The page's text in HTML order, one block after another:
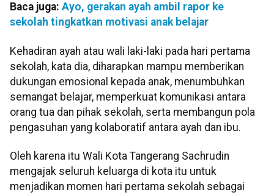
Baca juga: Ayo, gerakan ayah ambil rapor ke
sekolah tingkatkan motivasi anak belajar
Kehadiran ayah atau wali laki-laki pada hari pertama
sekolah, kata dia, diharapkan mampu memberikan
dukungan emosional kepada anak, menumbuhkan
semangat belajar, memperkuat komunikasi antara
orang tua dan pihak sekolah, serta membangun pola
pengasuhan yang kolaboratif antara ayah dan ibu.
Oleh karena itu Wali Kota Tangerang Sachrudin
mengajak seluruh keluarga di kota itu untuk
menjadikan momen hari pertama sekolah sebagai